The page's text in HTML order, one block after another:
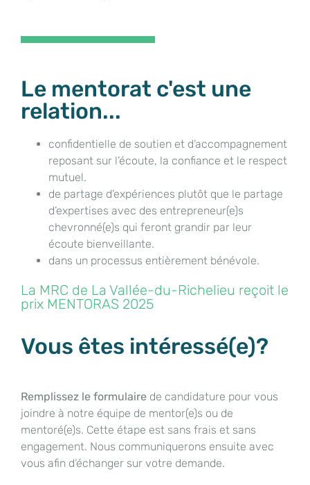
Le mentorat c'est une
relation...
confidentielle de soutien et d’accompagnement
reposant sur l’écoute, la confiance et le respect
mutuel.
de partage d’expériences plutôt que le partage
d’expertises avec des entrepreneur(e)s
chevronné(e)s qui feront grandir par leur
écoute bienveillante.
dans un processus entièrement bénévole.
La MRC de La Vallée-du-Richelieu reçoit le
prix MENTORAS 2025
Vous êtes intéressé(e)?
Remplissez le formulaire de candidature pour vous
joindre à notre équipe de mentor(e)s ou de
mentoré(e)s. Cette étape est sans frais et sans
engagement. Nous communiquerons ensuite avec
vous afin d’échanger sur votre demande.